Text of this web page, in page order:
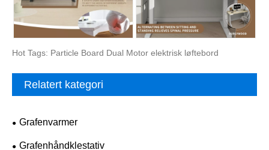
Hot Tags: Particle Board Dual Motor elektrisk løftebord
Relatert kategori
Grafenvarmer
Grafenhåndklestativ